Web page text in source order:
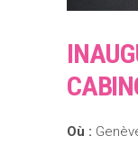
Où :